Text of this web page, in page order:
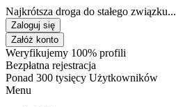
Najkrótsza droga do stałego związku...
Zaloguj się
Załóż konto
Weryfikujemy 100% profili
Bezpłatna rejestracja
Ponad 300 tysięcy Użytkowników
Menu